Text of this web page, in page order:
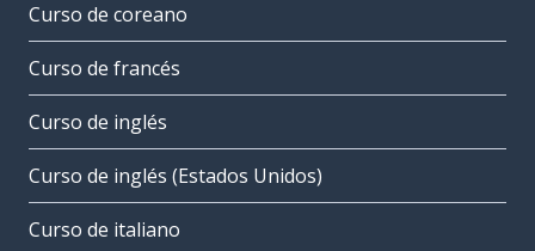
Curso de coreano
Curso de francés
Curso de inglés
Curso de inglés (Estados Unidos)
Curso de italiano